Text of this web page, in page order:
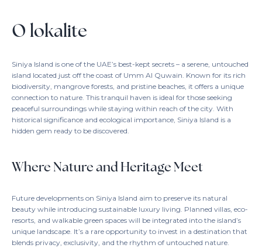
O lokalite
Siniya Island is one of the UAE’s best-kept secrets – a serene, untouched
island located just off the coast of Umm Al Quwain. Known for its rich
biodiversity, mangrove forests, and pristine beaches, it offers a unique
connection to nature. This tranquil haven is ideal for those seeking
peaceful surroundings while staying within reach of the city. With
historical significance and ecological importance, Siniya Island is a
hidden gem ready to be discovered.
Where Nature and Heritage Meet
Future developments on Siniya Island aim to preserve its natural
beauty while introducing sustainable luxury living. Planned villas, eco-
resorts, and walkable green spaces will be integrated into the island’s
unique landscape. It’s a rare opportunity to invest in a destination that
blends privacy, exclusivity, and the rhythm of untouched nature.